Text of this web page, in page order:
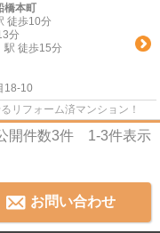
橋本町
徒歩10分
分
駅 徒歩15分
18-10
リフォーム済マンション！
開件数3件 1-3件表示
お問い合わせ